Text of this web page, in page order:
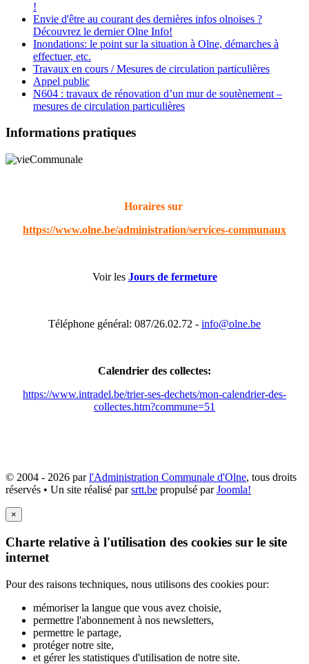
!
Envie d'être au courant des dernières infos olnoises ?
Découvrez le dernier Olne Info!
Inondations: le point sur la situation à Olne, démarches à
effectuer, etc.
Travaux en cours / Mesures de circulation particulières
Appel public
N604 : travaux de rénovation d’un mur de soutènement –
mesures de circulation particulières
Informations pratiques
Horaires sur
https://www.olne.be/administration/services-communaux
Voir les Jours de fermeture
Téléphone général: 087/26.02.72 - info@olne.be
Calendrier des collectes:
https://www.intradel.be/trier-ses-dechets/mon-calendrier-des-
collectes.htm?commune=51
© 2004 - 2026 parl'Administration Communale d'Olne, tous droits
réservés • Un site réalisé parsrtt.be propulsé parJoomla!
×
Charte relative à l'utilisation des cookies sur le site
internet
Pour des raisons techniques, nous utilisons des cookies pour:
mémoriser la langue que vous avez choisie,
permettre l'abonnement à nos newsletters,
permettre le partage,
protéger notre site,
et gérer les statistiques d'utilisation de notre site.